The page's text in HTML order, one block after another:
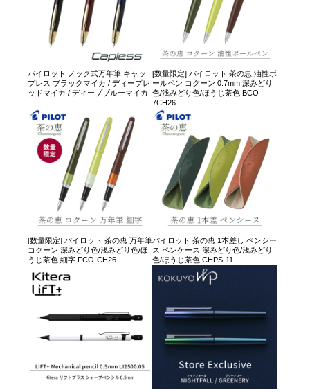
パイロット ノック式万年筆 キャッ
プレス ブラックマイカ / ディープレ
ッドマイカ / ディープブルーマイカ
[数量限定] パイロット 茶の恵 油性ボ
ールペン コクーン 0.7mm 深みどり
色/浅みどり色/ほうじ茶色 BCO-
7CH26
[数量限定] パイロット 茶の恵 万年筆
コクーン 深みどり色/浅みどり色/ほ
うじ茶色 細字 FCO-CH26
パイロット 茶の恵 1本差し ペンシー
ス ペンケース 深みどり色/浅みどり
色/ほうじ茶色 CHPS-11